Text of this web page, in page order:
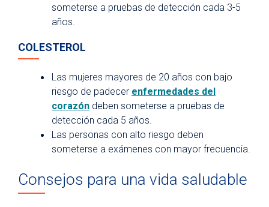
someterse a pruebas de detección cada 3-5
años.
COLESTEROL
Las mujeres mayores de 20 años con bajo
riesgo de padecer enfermedades del
corazón deben someterse a pruebas de
detección cada 5 años.
Las personas con alto riesgo deben
someterse a exámenes con mayor frecuencia.
Consejos para una vida saludable